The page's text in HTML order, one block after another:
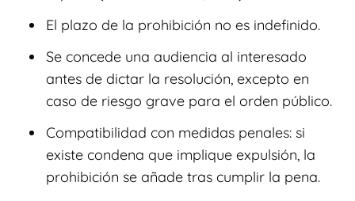
El plazo de la prohibición no es indefinido.
Se concede una audiencia al interesado
antes de dictar la resolución, excepto en
caso de riesgo grave para el orden público.
Compatibilidad con medidas penales: si
existe condena que implique expulsión, la
prohibición se añade tras cumplir la pena.